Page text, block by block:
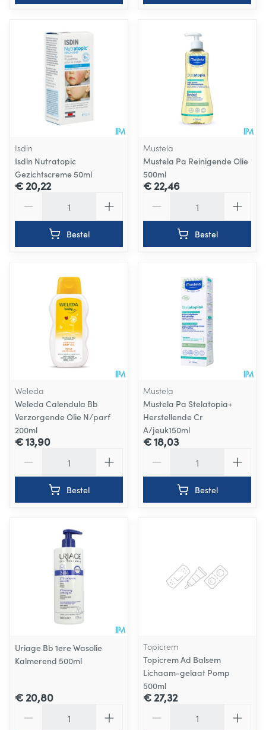
Isdin
Isdin Nutratopic
Gezichtscreme 50ml
€ 20,22
Bestel
Mustela
Mustela Pa Reinigende Olie
500ml
€ 22,46
Bestel
Weleda
Weleda Calendula Bb
Verzorgende Olie N/parf
200ml
€ 13,90
Bestel
Mustela
Mustela Pa Stelatopia+
Herstellende Cr
A/jeuk150ml
€ 18,03
Bestel
Uriage Bb 1ere Wasolie
Kalmerend 500ml
€ 20,80
Topicrem
Topicrem Ad Balsem
Lichaam-gelaat Pomp
500ml
€ 27,32